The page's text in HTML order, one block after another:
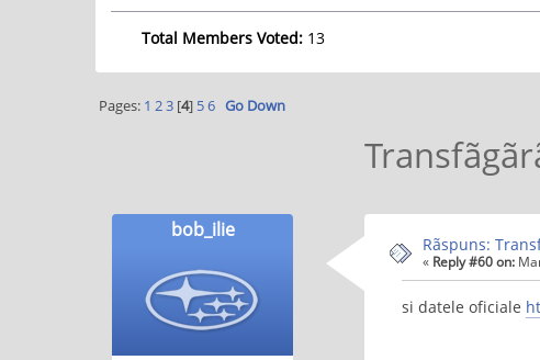
Total Members Voted: 13
Pages: 1 2 3[4] 5 6 Go Down
bob_ilie
Rãspuns:
« Reply #60 on:
si datele oficiale